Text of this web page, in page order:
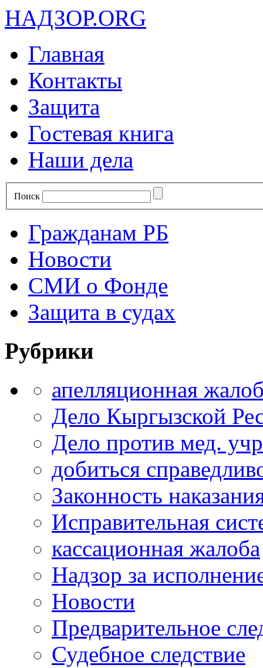
НАДЗОР.ORG
Главная
Контакты
Защита
Гостевая книга
Наши дела
Поиск
Гражданам РБ
Новости
СМИ о Фонде
Защита в судах
Рубрики
апелляционная
Дело Кыргызской
Дело против мед.
добиться
Законность
Исправительная
кассационная жалоба
Надзор за
Новости
Предварительное
Судебное следствие